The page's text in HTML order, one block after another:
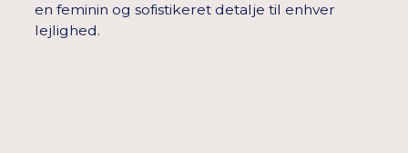
en feminin og sofistikeret detalje til enhver
lejlighed.